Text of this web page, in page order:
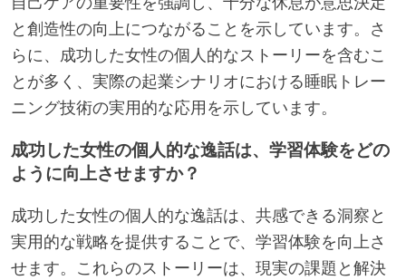
と創造性の向上につながることを示しています。さ
らに、成功した女性の個人的なストーリーを含むこ
とが多く、実際の起業シナリオにおける睡眠トレー
ニング技術の実用的な応用を示しています。
成功した女性の個人的な逸話は、学習体験をどの
ように向上させますか？
成功した女性の個人的な逸話は、共感できる洞察と
実用的な戦略を提供することで、学習体験を向上さ
せます。これらのストーリーは、現実の課題と解決